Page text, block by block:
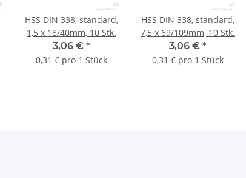
HSS DIN 338, standard,
1,5 x 18/40mm, 10 Stk.
3,06 € *
0,31 € pro 1 Stück
HSS DIN 338, standard,
7,5 x 69/109mm, 10 Stk.
3,06 € *
0,31 € pro 1 Stück